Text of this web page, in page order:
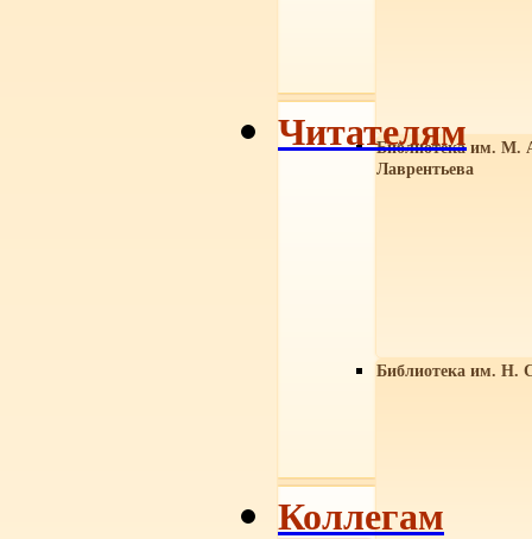
Библиотека им. М.
Лаврентьева
Библиотека им. Н.
Читателям
Коллегам